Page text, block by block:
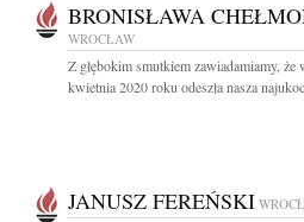
BRONISŁAWA
WROCŁAW
Z głębokim smutkiem zawiadamiamy, że
kwietnia 2020 roku odeszła nasza
JANUSZ FEREŃSKI